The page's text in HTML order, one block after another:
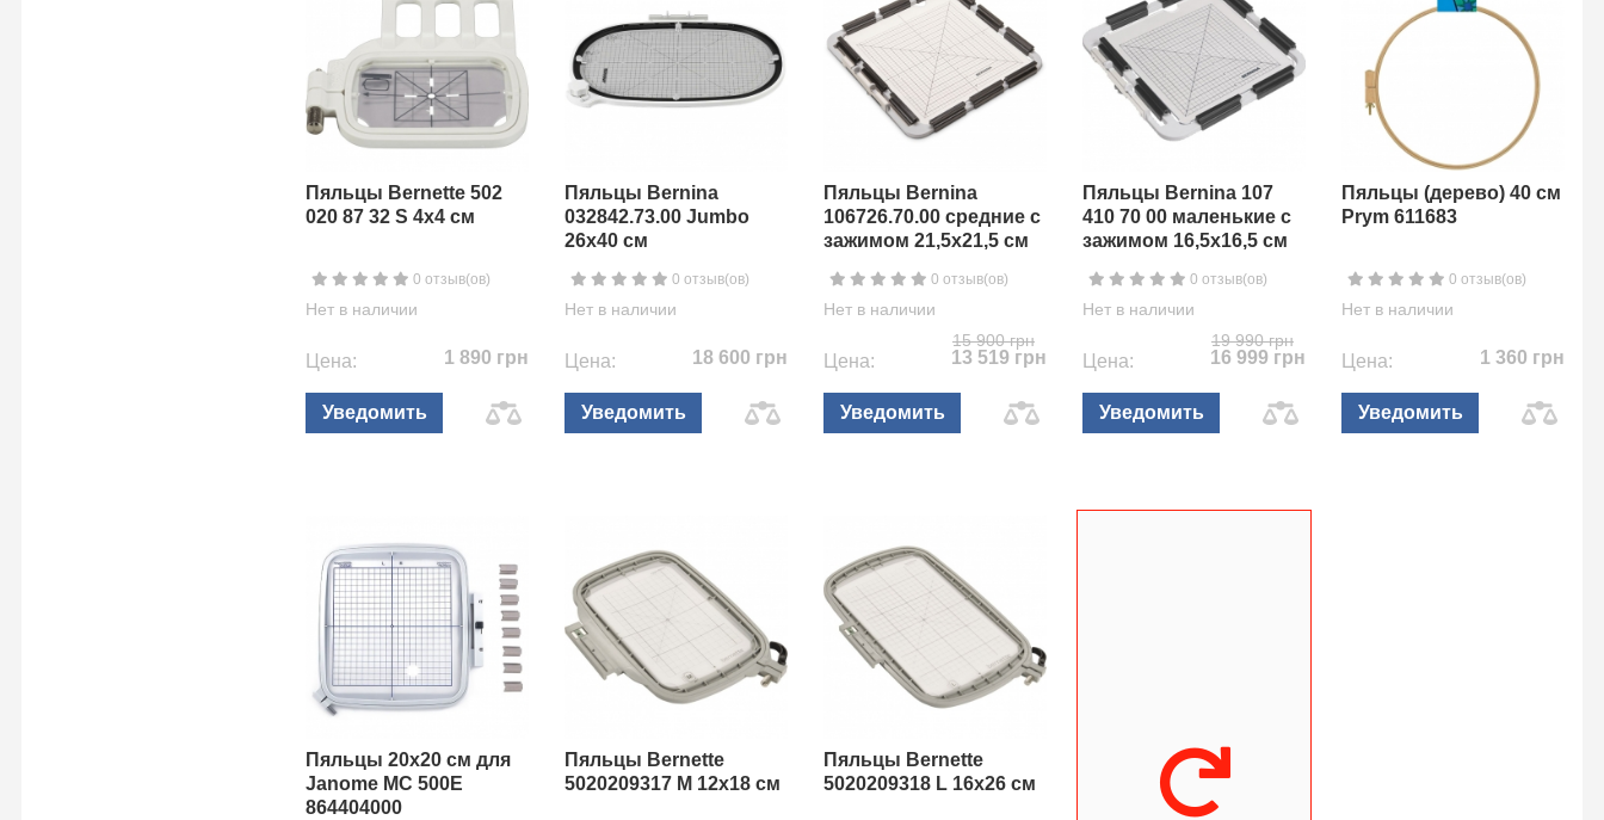
Пяльцы Bernette 502
020 87 32 S 4х4 см
0 отзыв(ов)
Нет в наличии
Цена: 1 890 грн
Уведомить
Пяльцы Bernina
032842.73.00 Jumbo
26х40 см
0 отзыв(ов)
Нет в наличии
Цена: 18 600 грн
Уведомить
Пяльцы Bernina
106726.70.00 средние с
зажимом 21,5х21,5 см
0 отзыв(ов)
Нет в наличии
15 900 грн
Цена: 13 519 грн
Уведомить
Пяльцы Bernina 107
410 70 00 маленькие с
зажимом 16,5х16,5 см
0 отзыв(ов)
Нет в наличии
19 990 грн
Цена: 16 999 грн
Уведомить
Пяльцы (дерево) 40 см
Prym 611683
0 отзыв(ов)
Нет в наличии
Цена: 1 360 грн
Уведомить
Пяльцы 20x20 см для
Janome MC 500E
864404000
Пяльцы Bernette
5020209317 M 12х18 см
Пяльцы Bernette
5020209318 L 16х26 см